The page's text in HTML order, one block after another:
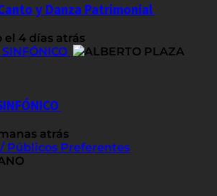
y Danza Patrimonial
el 4 días atrás
atrás
Públicos Preferentes